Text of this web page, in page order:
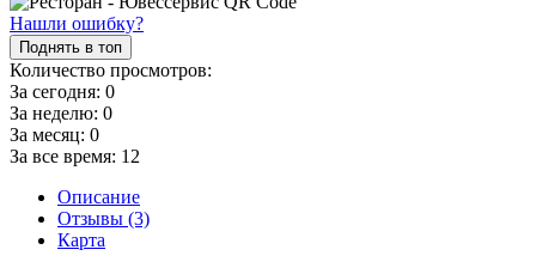
Нашли ошибку?
Поднять в топ
Количество просмотров:
За сегодня: 0
За неделю: 0
За месяц: 0
За все время: 12
Описание
Отзывы (3)
Карта